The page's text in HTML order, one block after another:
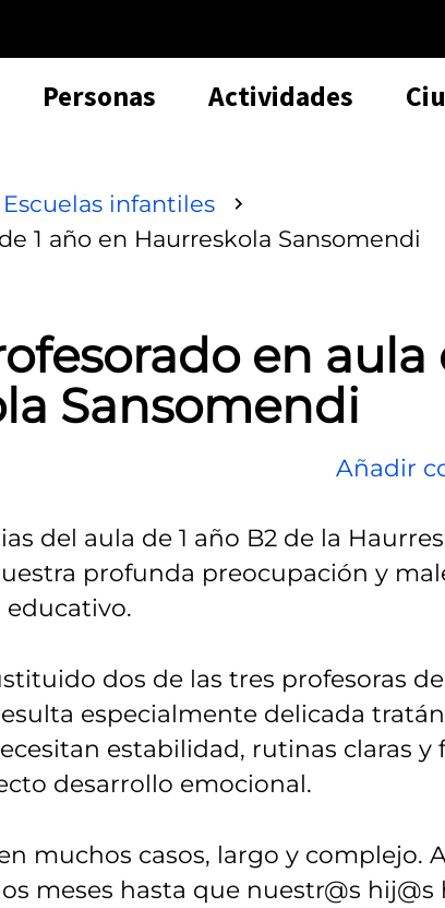
Personas Actividades
Escuelas infantiles
1 año en Haurreskola Sansomendi
en aula
Sansomendi
Añadir
del aula de 1 año B2 de la
profunda preocupación y
educativo.
dos de las tres profesoras
especialmente delicada
estabilidad, rutinas claras y
desarrollo emocional.
muchos casos, largo y complejo.
meses hasta que nuestr@s hij@s